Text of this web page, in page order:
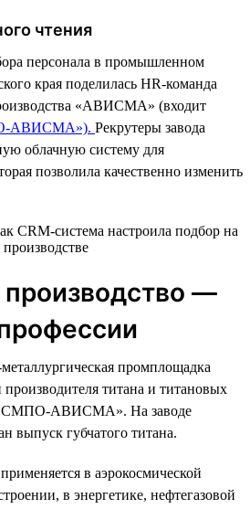
чтения
персонала в промышленном
края поделилась HR-команда
«АВИСМА» (входит
АВИСМА»). Рекрутеры завода
облачную систему для
позволила качественно изменить
производство —
промплощадка
титана и титановых
ВСМПО-АВИСМА». На заводе
выпуск губчатого титана.
в аэрокосмической
в энергетике, нефтегазовой